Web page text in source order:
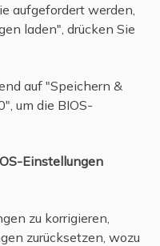
aufgefordert werden,
laden", drücken Sie
auf "Speichern &
um die BIOS-
Einstellungen
zu korrigieren,
zurücksetzen, wozu